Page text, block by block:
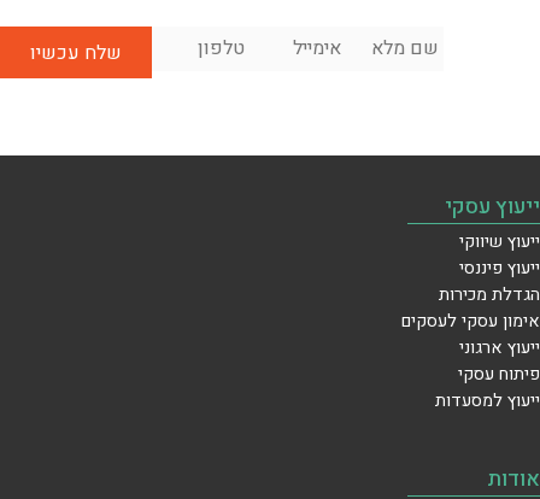
שם
מלא
אימייל
ייעוץ עסקי
ייעוץ שיווקי
ייעוץ פיננסי
הגדלת מכירות
אימון עסקי לעסקים
ייעוץ ארגוני
פיתוח עסקי
ייעוץ למסעדות
אודות